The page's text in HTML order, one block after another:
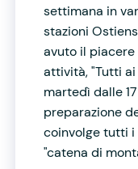
settimana in
stazioni
avuto il
attività, "Tutti ai
martedì dalle
preparazione
coinvolge tutti i
"catena di